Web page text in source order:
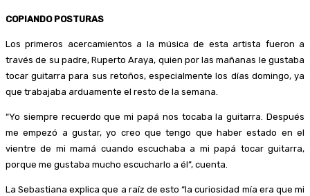
COPIANDO POSTURAS
Los primeros acercamientos a la música de esta artista fueron a
través de su padre, Ruperto Araya, quien por las mañanas le gustaba
tocar guitarra para sus retoños, especialmente los días domingo, ya
que trabajaba arduamente el resto de la semana.
“Yo siempre recuerdo que mi papá nos tocaba la guitarra. Después
me empezó a gustar, yo creo que tengo que haber estado en el
vientre de mi mamá cuando escuchaba a mi papá tocar guitarra,
porque me gustaba mucho escucharlo a él”, cuenta.
La Sebastiana explica que a raíz de esto “la curiosidad mía era que mi